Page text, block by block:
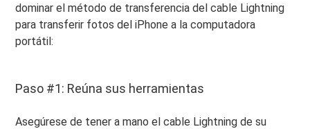
dominar el método de transferencia del cable Lightning
para transferir fotos del iPhone a la computadora
portátil:
Paso #1: Reúna sus herramientas
Asegúrese de tener a mano el cable Lightning de su